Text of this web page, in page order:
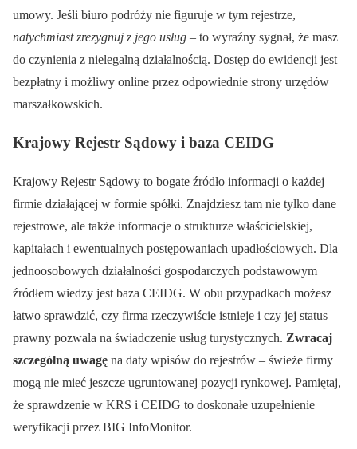
umowy. Jeśli biuro podróży nie figuruje w tym rejestrze,
natychmiast zrezygnuj z jego usług – to wyraźny sygnał, że masz
do czynienia z nielegalną działalnością. Dostęp do ewidencji jest
bezpłatny i możliwy online przez odpowiednie strony urzędów
marszałkowskich.
Krajowy Rejestr Sądowy i baza CEIDG
Krajowy Rejestr Sądowy to bogate źródło informacji o każdej
firmie działającej w formie spółki. Znajdziesz tam nie tylko dane
rejestrowe, ale także informacje o strukturze właścicielskiej,
kapitałach i ewentualnych postępowaniach upadłościowych. Dla
jednoosobowych działalności gospodarczych podstawowym
źródłem wiedzy jest baza CEIDG. W obu przypadkach możesz
łatwo sprawdzić, czy firma rzeczywiście istnieje i czy jej status
prawny pozwala na świadczenie usług turystycznych. Zwracaj
szczególną uwagę na daty wpisów do rejestrów – świeże firmy
mogą nie mieć jeszcze ugruntowanej pozycji rynkowej. Pamiętaj,
że sprawdzenie w KRS i CEIDG to doskonałe uzupełnienie
weryfikacji przez BIG InfoMonitor.